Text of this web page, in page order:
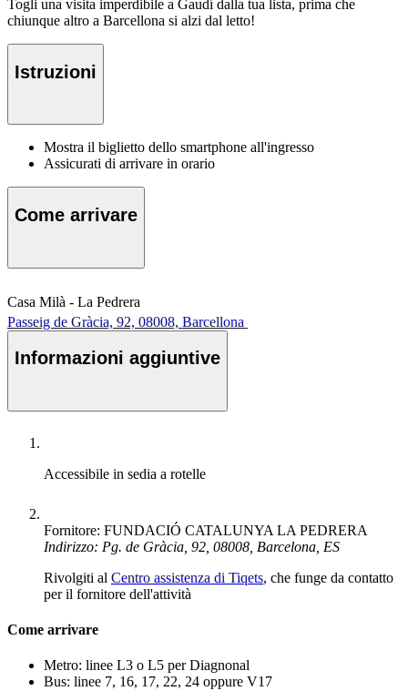
Togli una visita imperdibile a Gaudí dalla tua lista, prima che
chiunque altro a Barcellona si alzi dal letto!
Istruzioni
Mostra il biglietto dello smartphone all'ingresso
Assicurati di arrivare in orario
Come arrivare
Casa Milà - La Pedrera
Passeig de Gràcia, 92, 08008, Barcellona
Informazioni aggiuntive
Accessibile in sedia a rotelle
Fornitore: FUNDACIÓ CATALUNYA LA PEDRERA
Indirizzo: Pg. de Gràcia, 92, 08008, Barcelona, ES
Rivolgiti al Centro assistenza di Tiqets, che funge da contatto
per il fornitore dell'attività
Come arrivare
Metro: linee L3 o L5 per Diagnonal
Bus: linee 7, 16, 17, 22, 24 oppure V17